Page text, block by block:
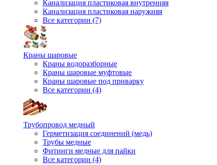
Канализация пластиковая внутренняя
Канализация пластиковая наружняя
Все категории (7)
Краны шаровые
Краны водоразборные
Краны шаровые муфтовые
Краны шаровые под приварку
Все категории (4)
Трубопровод медный
Герметизация соединений (медь)
Трубы медные
Фитинги медные для пайки
Все категории (4)